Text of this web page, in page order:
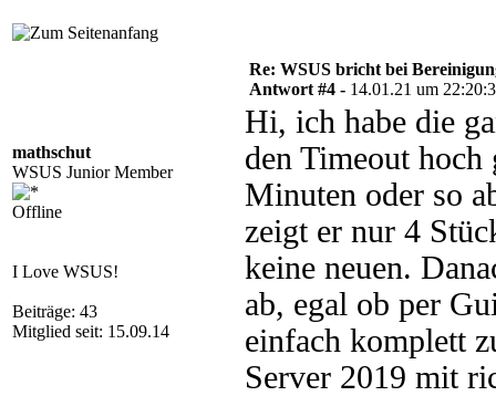
mathschut
WSUS Junior Member
Offline
I Love WSUS!
Beiträge: 43
Mitglied seit: 15.09.14
Re: WSUS bricht bei
Antwort #4 - 14.01.21 um
Hi, ich habe die
den Timeout hoch
Minuten oder so
zeigt er nur 4
keine neuen.
ab, egal ob per
einfach komplett
Server 2019 mit